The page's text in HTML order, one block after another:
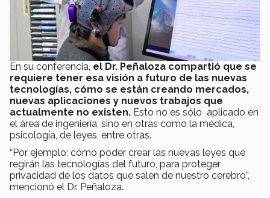
En su conferencia, el Dr. Peñaloza compartió que se
requiere tener esa visión a futuro de las nuevas
tecnologías, cómo se están creando mercados,
nuevas aplicaciones y nuevos trabajos que
actualmente no existen. Esto no es sólo aplicado en
el área de ingeniería, sino en otras como la médica,
psicología, de leyes, entre otras.
“Por ejemplo: cómo poder crear las nuevas leyes que
regirán las tecnologías del futuro, para proteger
privacidad de los datos que salen de nuestro cerebro”,
mencionó el Dr. Peñaloza.